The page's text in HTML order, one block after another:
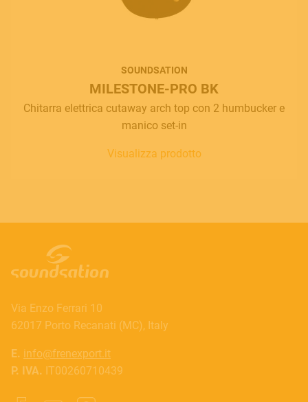
SOUNDSATION
MILESTONE-PRO BK
Chitarra elettrica cutaway arch top con 2 humbucker e
manico set-in
Visualizza prodotto
Via Enzo Ferrari 10
62017 Porto Recanati (MC), Italy
E. info@frenexport.it
P. IVA. IT00260710439